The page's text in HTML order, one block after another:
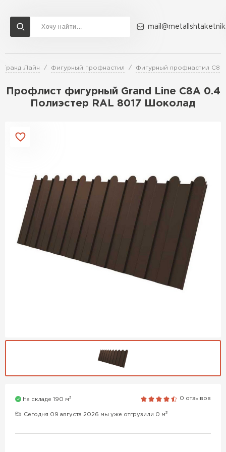
Гранд Лайн Фигурный профнастил Фигурный профнастил C8
Профлист фигурный Grand Line C8А 0.4
Полиэстер RAL 8017 Шоколад
На складе 190 м3 0 отзывов
Сегодня 09 августа 2026 мы уже отгрузили 0 м3
Доставка и оплата Акции О компании Контакты
Перейти в каталог